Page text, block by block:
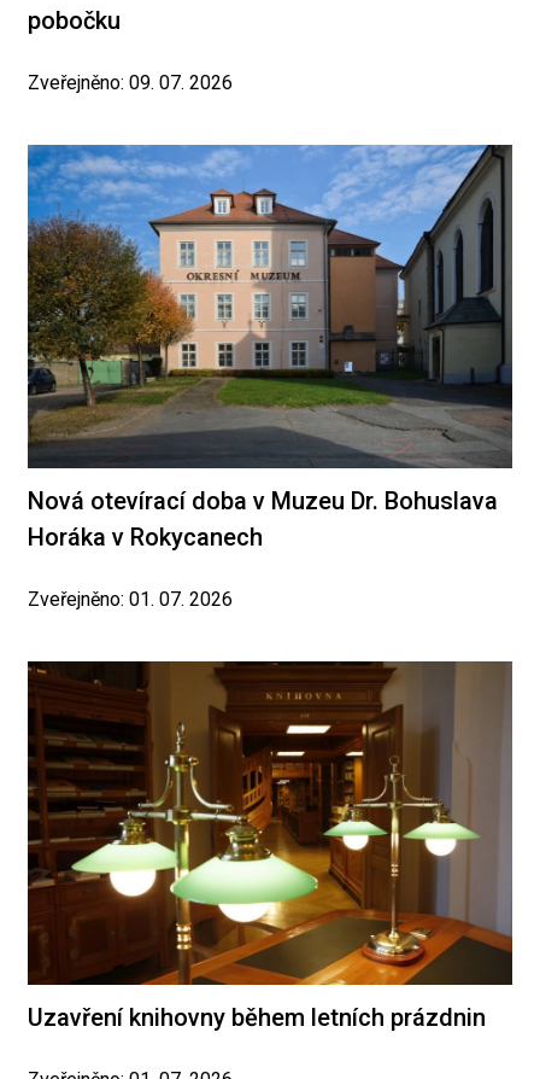
pobočku
Zveřejněno: 09. 07. 2026
Nová otevírací doba v Muzeu Dr. Bohuslava
Horáka v Rokycanech
Zveřejněno: 01. 07. 2026
Uzavření knihovny během letních prázdnin